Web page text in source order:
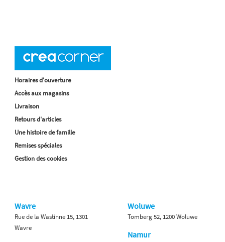
Horaires d'ouverture
Accès aux magasins
Livraison
Retours d'articles
Une histoire de famille
Remises spéciales
Gestion des cookies
Wavre
Rue de la Wastinne 15, 1301
Wavre
Woluwe
Tomberg 52, 1200 Woluwe
Namur